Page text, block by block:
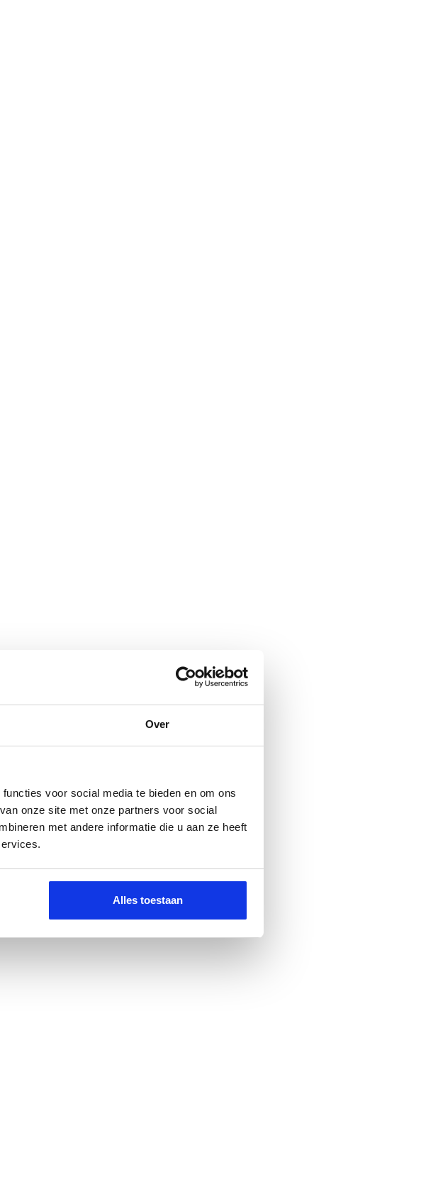
Over
voor social media te bieden en om ons
onze site met onze partners voor social
met andere informatie die u aan ze heeft
Alles toestaan